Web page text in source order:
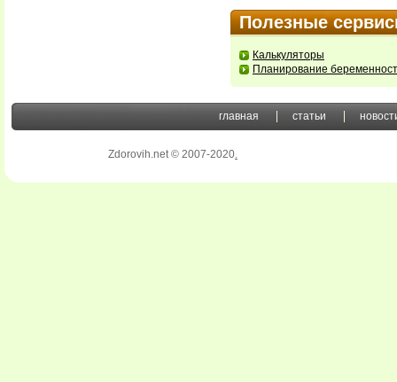
Полезные
Калькуляторы
Планирование
главная статьи
Zdorovih.net © 2007-2020